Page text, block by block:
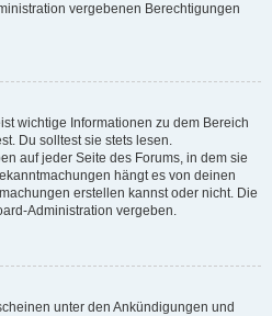
vergebenen Berechtigungen
wichtige Informationen zu dem Bereich
Du solltest sie stets lesen.
auf jeder Seite des Forums, in dem sie
hängt es von deinen
erstellen kannst oder nicht. Die
Administration vergeben.
unter den Ankündigungen und